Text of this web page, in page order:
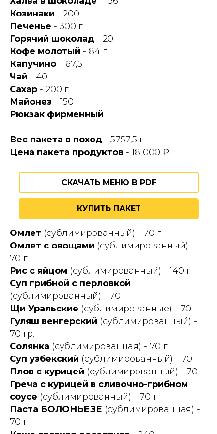
Козинаки - 200 г
Печенье - 300 г
Горячий шоколад - 20 г
Кофе молотый - 84 г
Капучино – 67,5 г
Чай - 40 г
Сахар - 200 г
Майонез - 150 г
Рюкзак фирменный
Вес пакета в поход - 5757,5 г
Цена пакета продуктов - 18 000 ₽
СКАЧАТЬ МЕНЮ В PDF
КУПИТЬ ПАКЕТ
Омлет (сублимированный) - 70 г
Омлет с овощами (сублимированный) -
70 г
Рис с яйцом (сублимированный) - 140 г
Суп грибной с перловкой
(сублимированный) - 70 г
Щи Уральские (сублимированные) - 70 г
Гуляш венгерский (сублимированный) -
70 гр.
Солянка (сублимированная) - 70 г
Суп узбекский (сублимированный) - 70 г
Плов с курицей (сублимированный) - 70 г
Греча с курицей в сливочно-грибном
соусе (сублимированный) - 70 г
Паста БОЛОНЬЕЗЕ (сублимированная) -
70 г